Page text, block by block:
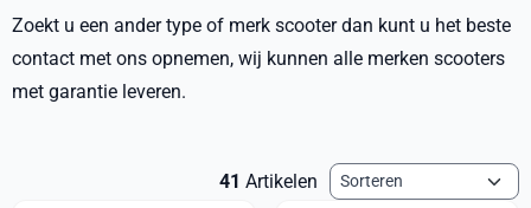
Zoekt u een ander type of merk scooter dan kunt u het beste
contact met ons opnemen, wij kunnen alle merken scooters
met garantie leveren.
41 Artikelen Sorteermethode